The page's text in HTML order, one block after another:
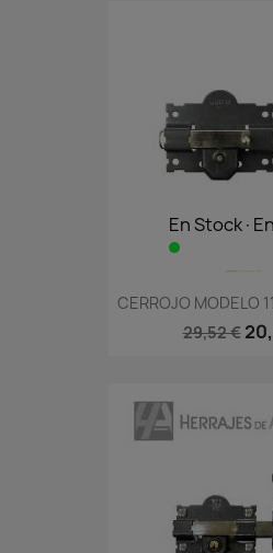
En
CERROJO MODELO
29,52 €